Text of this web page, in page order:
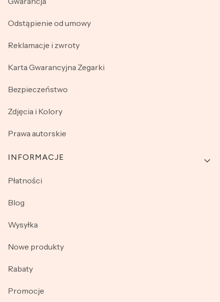
Odstąpienie od umowy
Reklamacje i zwroty
Karta Gwarancyjna Zegarki
Bezpieczeństwo
Zdjęcia i Kolory
Prawa autorskie
INFORMACJE
Płatności
Blog
Wysyłka
Nowe produkty
Rabaty
Promocje